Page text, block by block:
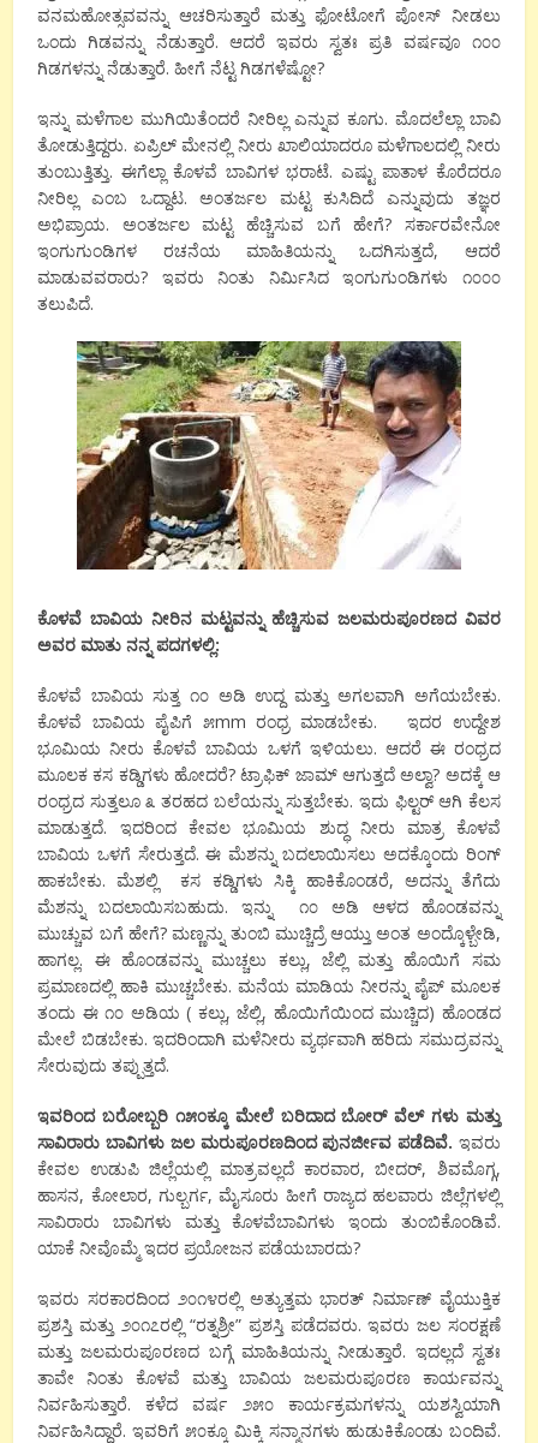
ವನಮಹೋತ್ಸವವನ್ನು ಆಚರಿಸುತ್ತಾರೆ ಮತ್ತು ಫೋಟೋಗೆ ಪೋಸ್ ನೀಡಲು
ಒಂದು ಗಿಡವನ್ನು ನೆಡುತ್ತಾರೆ. ಆದರೆ ಇವರು ಸ್ವತಃ ಪ್ರತಿ ವರ್ಷವೂ ೧೦೦
ಗಿಡಗಳನ್ನು ನೆಡುತ್ತಾರೆ. ಹೀಗೆ ನೆಟ್ಟ ಗಿಡಗಳೆಷ್ಟೋ?
ಇನ್ನು ಮಳೆಗಾಲ ಮುಗಿಯಿತೆಂದರೆ ನೀರಿಲ್ಲ ಎನ್ನುವ ಕೂಗು. ಮೊದಲೆಲ್ಲಾ‌ ಬಾವಿ
ತೋಡುತ್ತಿದ್ದರು. ಏಪ್ರಿಲ್ ಮೇನಲ್ಲಿ ನೀರು ಖಾಲಿಯಾದರೂ ಮಳೆಗಾಲದಲ್ಲಿ ನೀರು
ತುಂಬುತ್ತಿತ್ತು. ಈಗೆಲ್ಲಾ ಕೊಳವೆ ಬಾವಿಗಳ ಭರಾಟೆ. ಎಷ್ಟು ಪಾತಾಳ ಕೊರೆದರೂ
ನೀರಿಲ್ಲ ಎಂಬ ಒದ್ದಾಟ. ಅಂತರ್ಜಲ ಮಟ್ಟ ಕುಸಿದಿದೆ ಎನ್ನುವುದು ತಜ್ಞರ
ಅಭಿಪ್ರಾಯ. ಅಂತರ್ಜಲ ಮಟ್ಟ ಹೆಚ್ಚಿಸುವ ಬಗೆ ಹೇಗೆ? ಸರ್ಕಾರವೇನೋ
ಇಂಗುಗುಂಡಿಗಳ ರಚನೆಯ ಮಾಹಿತಿಯನ್ನು ಒದಗಿಸುತ್ತದೆ, ಆದರೆ
ಮಾಡುವವರಾರು? ಇವರು ನಿಂತು ನಿರ್ಮಿಸಿದ ಇಂಗುಗುಂಡಿಗಳು ೧೦೦೦
ತಲುಪಿದೆ.
ಕೊಳವೆ ಬಾವಿಯ ನೀರಿನ ಮಟ್ಟವನ್ನು ಹೆಚ್ಚಿಸುವ ಜಲಮರುಪೂರಣದ ವಿವರ
ಅವರ ಮಾತು ನನ್ನ ಪದಗಳಲ್ಲಿ:
ಕೊಳವೆ ಬಾವಿಯ ಸುತ್ತ ೧೦ ಅಡಿ ಉದ್ದ ಮತ್ತು ಅಗಲವಾಗಿ ಅಗೆಯಬೇಕು.
ಕೊಳವೆ ಬಾವಿಯ ಪೈಪಿಗೆ ೫mm ರಂಧ್ರ ಮಾಡಬೇಕು. ಇದರ ಉದ್ದೇಶ
ಭೂಮಿಯ ನೀರು ಕೊಳವೆ ಬಾವಿಯ ಒಳಗೆ ಇಳಿಯಲು. ಆದರೆ ಈ ರಂಧ್ರದ
ಮೂಲಕ ಕಸ ಕಡ್ಡಿಗಳು ಹೋದರೆ? ಟ್ರಾಫಿಕ್ ಜಾಮ್ ಆಗುತ್ತದೆ ಅಲ್ವಾ? ಅದಕ್ಕೆ ಆ
ರಂಧ್ರದ ಸುತ್ತಲೂ ೩ ತರಹದ ಬಲೆಯನ್ನು ಸುತ್ತಬೇಕು. ಇದು ಫಿಲ್ಟರ್ ಆಗಿ ಕೆಲಸ
ಮಾಡುತ್ತದೆ. ಇದರಿಂದ ಕೇವಲ ಭೂಮಿಯ ಶುದ್ಧ ನೀರು ಮಾತ್ರ ಕೊಳವೆ
ಬಾವಿಯ ಒಳಗೆ ಸೇರುತ್ತದೆ. ಈ ಮೆಶನ್ನು ಬದಲಾಯಿಸಲು ಅದಕ್ಕೊಂದು ರಿಂಗ್
ಹಾಕಬೇಕು. ಮೆಶಲ್ಲಿ ಕಸ ಕಡ್ಡಿಗಳು ಸಿಕ್ಕಿ ಹಾಕಿಕೊಂಡರೆ, ಅದನ್ನು ತೆಗೆದು
ಮೆಶನ್ನು ಬದಲಾಯಿಸಬಹುದು. ಇನ್ನು ೧೦ ಅಡಿ ಆಳದ ಹೊಂಡವನ್ನು
ಮುಚ್ಚುವ ಬಗೆ ಹೇಗೆ? ಮಣ್ಣನ್ನು ತುಂಬಿ ಮುಚ್ಚಿದ್ರೆ ಆಯ್ತು ಅಂತ ಅಂದ್ಕೊಳ್ಬೇಡಿ,
ಹಾಗಲ್ಲ. ಈ ಹೊಂಡವನ್ನು ಮುಚ್ಚಲು ಕಲ್ಲು, ಜೆಲ್ಲಿ ಮತ್ತು ಹೊಯಿಗೆ ಸಮ
ಪ್ರಮಾಣದಲ್ಲಿ ಹಾಕಿ ಮುಚ್ಚಬೇಕು. ಮನೆಯ ಮಾಡಿಯ ನೀರನ್ನು ಪೈಪ್ ಮೂಲಕ
ತಂದು ಈ ೧೦ ಅಡಿಯ ( ಕಲ್ಲು, ಜೆಲ್ಲಿ, ಹೊಯಿಗೆಯಿಂದ ಮುಚ್ಚಿದ) ಹೊಂಡದ
ಮೇಲೆ ಬಿಡಬೇಕು. ಇದರಿಂದಾಗಿ ಮಳೆನೀರು ವ್ಯರ್ಥವಾಗಿ ಹರಿದು ಸಮುದ್ರವನ್ನು
ಸೇರುವುದು ತಪ್ಪುತ್ತದೆ.
ಇವರಿಂದ ಬರೋಬ್ಬರಿ ೧೫೦ಕ್ಕೂ ಮೇಲೆ ಬರಿದಾದ ಬೋರ್ ವೆಲ್ ಗಳು ಮತ್ತು
ಸಾವಿರಾರು ಬಾವಿಗಳು ಜಲ ಮರುಪೂರಣದಿಂದ ಪುನರ್ಜೀವ ಪಡೆದಿವೆ. ಇವರು
ಕೇವಲ ಉಡುಪಿ ಜಿಲ್ಲೆಯಲ್ಲಿ ಮಾತ್ರವಲ್ಲದೆ ಕಾರವಾರ, ಬೀದರ್, ಶಿವಮೊಗ್ಗ,
ಹಾಸನ, ಕೋಲಾರ, ಗುಲ್ಬರ್ಗ, ಮೈಸೂರು ಹೀಗೆ ರಾಜ್ಯದ ಹಲವಾರು ಜಿಲ್ಲೆಗಳಲ್ಲಿ
ಸಾವಿರಾರು ಬಾವಿಗಳು ಮತ್ತು ಕೊಳವೆಬಾವಿಗಳು ಇಂದು ತುಂಬಿಕೊಂಡಿವೆ.
ಯಾಕೆ ನೀವೊಮ್ಮೆ ಇದರ ಪ್ರಯೋಜನ ಪಡೆಯಬಾರದು?
ಇವರು ಸರಕಾರದಿಂದ ೨೦೧೪ರಲ್ಲಿ ಅತ್ಯುತ್ತಮ ಭಾರತ್ ನಿರ್ಮಾಣ್ ವೈಯುಕ್ತಿಕ
ಪ್ರಶಸ್ತಿ ಮತ್ತು ೨೦೧೭ರಲ್ಲಿ “ರತ್ನಶ್ರೀ” ಪ್ರಶಸ್ತಿ ಪಡೆದವರು. ಇವರು ಜಲ ಸಂರಕ್ಷಣೆ
ಮತ್ತು ಜಲಮರುಪೂರಣದ ಬಗ್ಗೆ ಮಾಹಿತಿಯನ್ನು ನೀಡುತ್ತಾರೆ. ಇದಲ್ಲದೆ ಸ್ವತಃ
ತಾವೇ ನಿಂತು ಕೊಳವೆ ಮತ್ತು ಬಾವಿಯ ಜಲಮರುಪೂರಣ ಕಾರ್ಯವನ್ನು
ನಿರ್ವಹಿಸುತ್ತಾರೆ. ಕಳೆದ ವರ್ಷ ೨೫೦ ಕಾರ್ಯಕ್ರಮಗಳನ್ನು ಯಶಸ್ವಿಯಾಗಿ
ನಿರ್ವಹಿಸಿದ್ದಾರೆ. ಇವರಿಗೆ ೫೦ಕ್ಕೂ ಮಿಕ್ಕಿ ಸನ್ಮಾನಗಳು ಹುಡುಕಿಕೊಂಡು ಬಂದಿವೆ.